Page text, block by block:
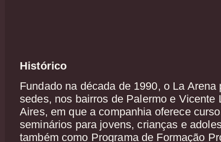
Histórico
Fundado na década de 1990, o La Arena
sedes, nos bairros de Palermo e Vicente
Aires, em que a companhia oferece
seminários para jovens, crianças e
também como Programa de Formação